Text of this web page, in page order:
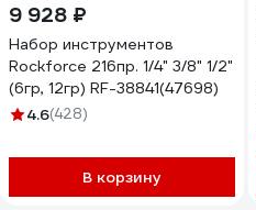
9 928 ₽
Набор инструментов
Rockforce 216пр. 1/4" 3/8" 1/2"
(6гр, 12гр) RF-38841(47698)
4.6(428)
В корзину